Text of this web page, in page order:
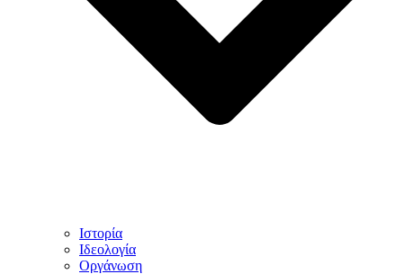
Ιστορία
Ιδεολογία
Οργάνωση